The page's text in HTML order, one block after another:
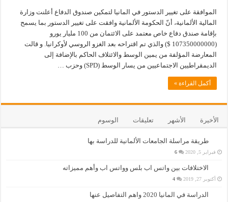
الموافقة على تغيير الدستور في المانيا لتمكين صندوق الدفاع أعلنت وزارة
المالية الألمانية، أنّ الحكومة الألمانية وافقت على تغيير الدستور بما يسمح
بإقامة صندق دفاع خاص معتمد على الائتمان من 100 مليار يورو
(107350000000 $) والذي تم اقتراحه بعد الغزو الروسي لأوكرانيا. و قالت
المعارضة المؤلفة من يمين الوسط والائتلاف الحاكم بالإضافة إلى
الديمقراطيين الاجتماعيين من يسار الوسط (SPD) وحزب …
أكمل القراءة »
الأخيرة الأشهر تعليقات الوسوم
طريقة مراسلة الجامعات الألمانية للدراسة بها
فبراير 5, 2020 6
الاختلافات بين واتس اب بلس وواتس اب وأهم مميزاته
أكتوبر 27, 2019 4
الدراسة في المانيا 2020 واهم التفاصيل عنها